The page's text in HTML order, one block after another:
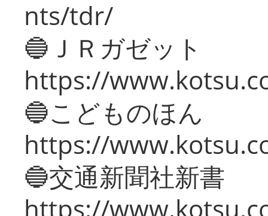
nts/tdr/
🔵ＪＲガゼット
https://
🔵こどものほん
https://
🔵交通新聞社新書
https://